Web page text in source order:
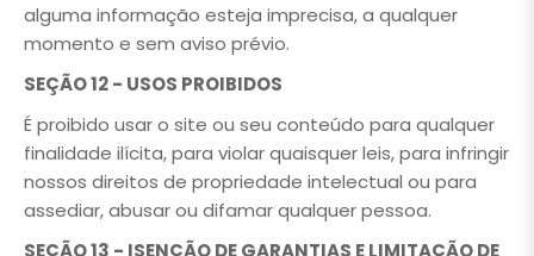
alguma informação esteja imprecisa, a qualquer
momento e sem aviso prévio.
SEÇÃO 12 - USOS PROIBIDOS
É proibido usar o site ou seu conteúdo para qualquer
finalidade ilícita, para violar quaisquer leis, para infringir
nossos direitos de propriedade intelectual ou para
assediar, abusar ou difamar qualquer pessoa.
SEÇÃO 13 - ISENÇÃO DE GARANTIAS E LIMITAÇÃO DE